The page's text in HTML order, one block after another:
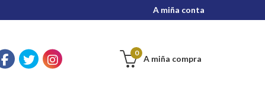
A miña conta
A miña compra
0